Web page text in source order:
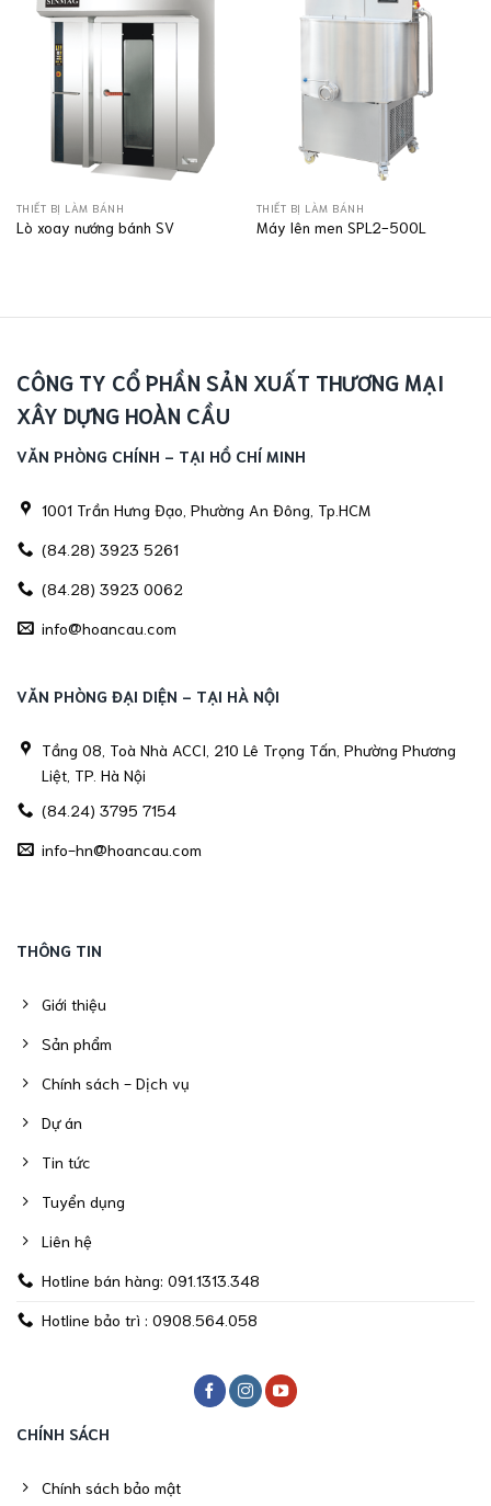
THIẾT BỊ LÀM BÁNH
Lò xoay nướng bánh SV
THIẾT BỊ LÀM BÁNH
Máy lên men SPL2-500L
CÔNG TY CỔ PHẦN SẢN XUẤT THƯƠNG MẠI
XÂY DỰNG HOÀN CẦU
VĂN PHÒNG CHÍNH - TẠI HỒ CHÍ MINH
1001 Trần Hưng Đạo, Phường An Đông, Tp.HCM
(84.28) 3923 5261
(84.28) 3923 0062
info@hoancau.com
VĂN PHÒNG ĐẠI DIỆN - TẠI HÀ NỘI
Tầng 08, Toà Nhà ACCI, 210 Lê Trọng Tấn, Phường Phương
Liệt, TP. Hà Nội
(84.24) 3795 7154
info-hn@hoancau.com
THÔNG TIN
Giới thiệu
Sản phẩm
Chính sách - Dịch vụ
Dự án
Tin tức
Tuyển dụng
Liên hệ
Hotline bán hàng: 091.1313.348
Hotline bảo trì : 0908.564.058
CHÍNH SÁCH
Chính sách bảo mật